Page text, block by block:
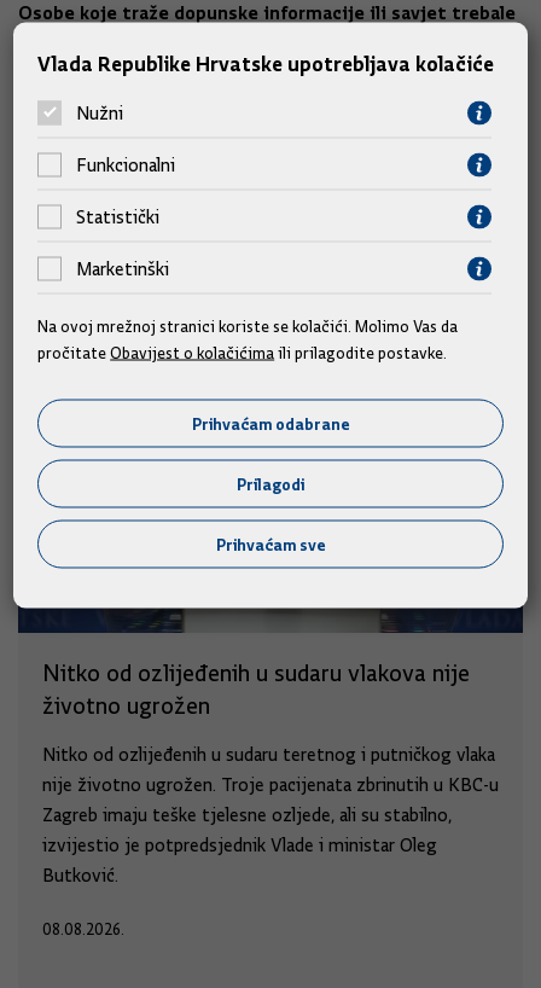
Osobe koje traže dopunske informacije ili savjet trebale
savjetnicima ili brokerima.
Slične vijesti
Nitko od ozlijeđenih u sudaru vlakova nije
životno ugrožen
Nitko od ozlijeđenih u sudaru teretnog i putničkog vlaka
nije životno ugrožen. Troje pacijenata zbrinutih u KBC-u
Zagreb imaju teške tjelesne ozljede, ali su stabilno,
izvijestio je potpredsjednik Vlade i ministar Oleg
Butković.
08.08.2026.
Vlada Republike Hrvatske upotrebljava kolačiće
Nužni
Funkcionalni
Statistički
Marketinški
Na ovoj mrežnoj stranici koriste se kolačići. Molimo Vas da
pročitateObavijest o kolačićima ili prilagodite postavke.
Prihvaćam odabrane
Prilagodi
Prihvaćam sve